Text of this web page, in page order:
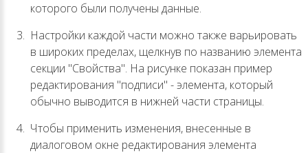
которого были получены данные.
Настройки каждой части можно также варьировать
в широких пределах, щелкнув по названию элемента
секции "Свойства". На рисунке показан пример
редактирования "подписи" - элемента, который
обычно выводится в нижней части страницы.
Чтобы применить изменения, внесенные в
диалоговом окне редактирования элемента